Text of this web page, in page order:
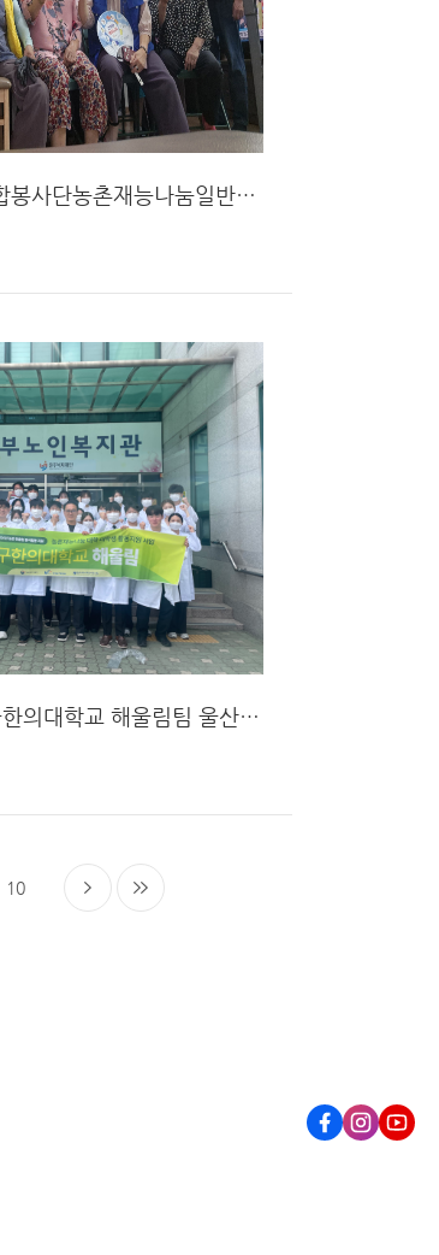
10회차강화나눔연합봉사단농촌재능나눔일반단체활동후기-6월29일(월)30일(화)강화군 불은면넙성리마을생활환경개선 및 마을환경개선활동
[2026.07.07] 대구한의대학교 해울림팀 울산광역시 울주군 온양읍 남부노인복지관 활동 1일차
10
FacebookInstagram